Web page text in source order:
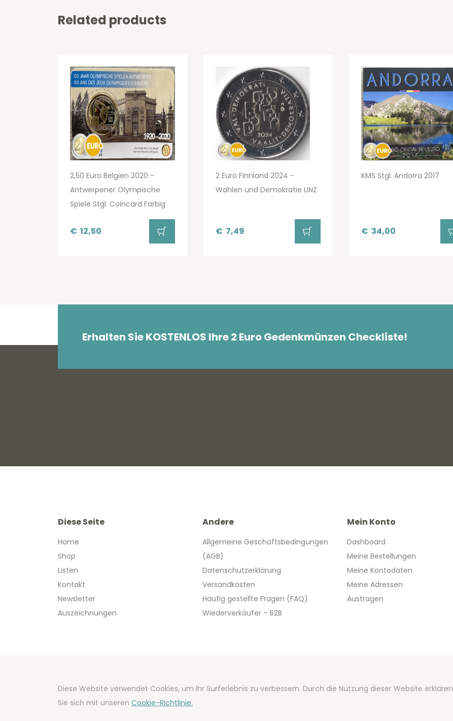
Related products
2,50 Euro Belgien 2020 -
Antwerpener Olympische
Spiele Stgl. Coincard Farbig
€ 12,50
2 Euro Finnland 2024 -
Wahlen und Demokratie UNZ
€ 7,49
KMS Stgl. Andorra 2017
€ 34,00
Erhalten Sie KOSTENLOS Ihre 2 Euro Gedenkmünzen Checkliste!
Diese Seite
Home
Shop
Listen
Kontakt
Newsletter
Auszeichnungen
Andere
Allgemeine Geschäftsbedingungen
(AGB)
Datenschutzerklärung
Versandkosten
Häufig gestellte Fragen (FAQ)
Wiederverkäufer – B2B
Mein Konto
Dashboard
Meine Bestellungen
Meine Kontodaten
Meine Adressen
Austragen
- Content by 2eurogedenkmunzen.de
Diese Website verwendet Cookies, um Ihr Surferlebnis zu verbessern. Durch die Nutzung dieser Website erklären
Sie sich mit unseren Cookie-Richtlinie.